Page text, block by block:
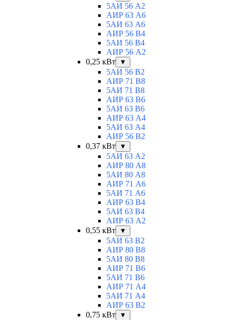
5АИ 56 A2
АИР 63 А6
5АИ 63 A6
АИР 56 В4
5АИ 56 В4
АИР 56 А2
0,25 кВт
▼
5АИ 56 B2
АИР 71 В8
5АИ 71 B8
АИР 63 B6
5АИ 63 B6
АИР 63 А4
5АИ 63 A4
АИР 56 В2
0,37 кВт
▼
5АИ 63 A2
АИР 80 А8
5АИ 80 A8
АИР 71 А6
5АИ 71 A6
АИР 63 B4
5АИ 63 B4
АИР 63 А2
0,55 кВт
▼
5АИ 63 B2
АИР 80 B8
5АИ 80 В8
АИР 71 В6
5АИ 71 B6
АИР 71 А4
5АИ 71 A4
АИР 63 B2
0,75 кВт
▼